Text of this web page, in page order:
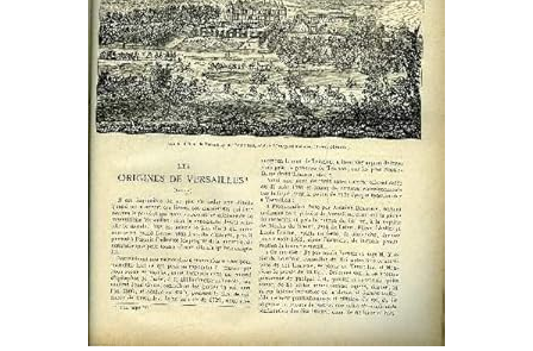
Start Selling
CLOSE